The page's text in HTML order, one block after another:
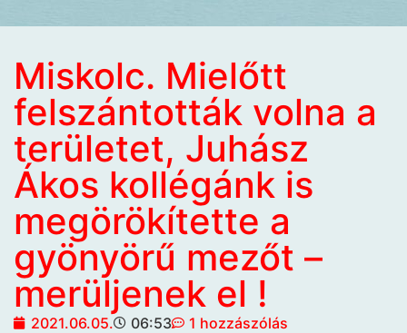
Miskolc. Mielőtt
felszántották volna a
területet, Juhász
Ákos kollégánk is
megörökítette a
gyönyörű mezőt –
merüljenek el !
2021.06.05. 06:53 1 hozzászólás